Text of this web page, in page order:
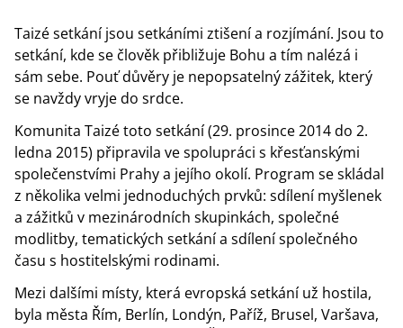
Taizé setkání jsou setkáními ztišení a rozjímání. Jsou to
setkání, kde se člověk přibližuje Bohu a tím nalézá i
sám sebe. Pouť důvěry je nepopsatelný zážitek, který
se navždy vryje do srdce.
Komunita Taizé toto setkání (29. prosince 2014 do 2.
ledna 2015) připravila ve spolupráci s křesťanskými
společenstvími Prahy a jejího okolí. Program se skládal
z několika velmi jednoduchých prvků: sdílení myšlenek
a zážitků v mezinárodních skupinkách, společné
modlitby, tematických setkání a sdílení společného
času s hostitelskými rodinami.
Mezi dalšími místy, která evropská setkání už hostila,
byla města Řím, Berlín, Londýn, Paříž, Brusel, Varšava,